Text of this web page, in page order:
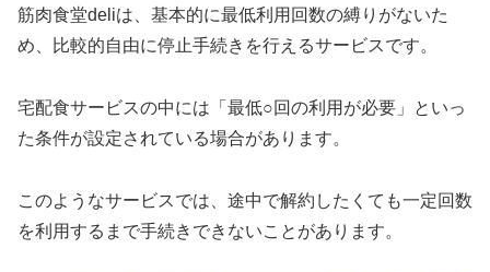
筋肉食堂deliは、基本的に最低利用回数の縛りがないた
め、比較的自由に停止手続きを行えるサービスです。
宅配食サービスの中には「最低○回の利用が必要」といっ
た条件が設定されている場合があります。
このようなサービスでは、途中で解約したくても一定回数
を利用するまで手続きできないことがあります。